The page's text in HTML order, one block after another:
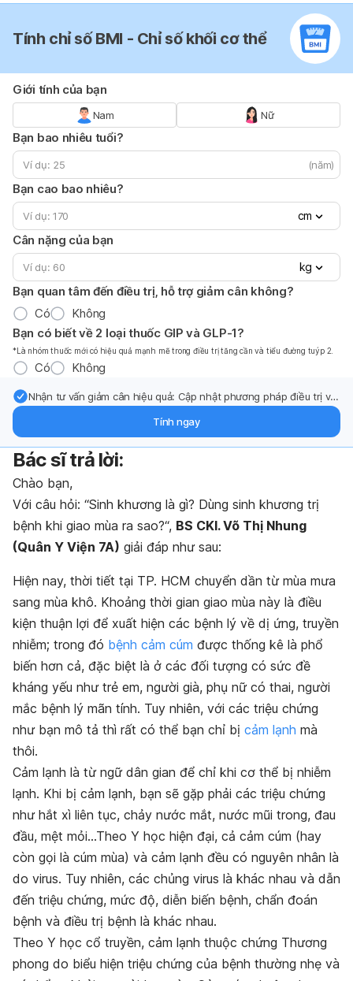
Tính chỉ số BMI - Chỉ số khối cơ thể
Giới tính của bạn
Nam Nữ
Bạn bao nhiêu tuổi?
(năm)
Bạn cao bao nhiêu?
cm
Cân nặng của bạn
kg
Bạn quan tâm đến điều trị, hỗ trợ giảm cân không?
Có
Không
Bạn có biết về 2 loại thuốc GIP và GLP-1?
*Là nhóm thuốc mới có hiệu quả mạnh mẽ trong điều trị tăng cần và tiểu đường tuýp 2.
Có Không
Nhận tư vấn giảm cân hiệu quả: Cập nhật phương pháp điều trị và
Tính ngay
Bác sĩ trả lời:
Chào bạn,
Với câu hỏi: “Sinh khương là gì? Dùng sinh khương trị
bệnh khi giao mùa ra sao?“, BS CKI. Võ Thị Nhung
(Quân Y Viện 7A) giải đáp như sau:
Hiện nay, thời tiết tại TP. HCM chuyển dần từ mùa mưa
sang mùa khô. Khoảng thời gian giao mùa này là điều
kiện thuận lợi để xuất hiện các bệnh lý về dị ứng, truyền
nhiễm; trong đó bệnh cảm cúm được thống kê là phổ
biến hơn cả, đặc biệt là ở các đối tượng có sức đề
kháng yếu như trẻ em, người già, phụ nữ có thai, người
mắc bệnh lý mãn tính. Tuy nhiên, với các triệu chứng
như bạn mô tả thì rất có thể bạn chỉ bị cảm lạnh mà
thôi.
Cảm lạnh là từ ngữ dân gian để chỉ khi cơ thể bị nhiễm
lạnh. Khi bị cảm lạnh, bạn sẽ gặp phải các triệu chứng
như hắt xì liên tục, chảy nước mắt, nước mũi trong, đau
đầu, mệt mỏi…Theo Y học hiện đại, cả cảm cúm (hay
còn gọi là cúm mùa) và cảm lạnh đều có nguyên nhân là
do virus. Tuy nhiên, các chủng virus là khác nhau và dẫn
đến triệu chứng, mức độ, diễn biến bệnh, chẩn đoán
bệnh và điều trị bệnh là khác nhau.
Theo Y học cổ truyền, cảm lạnh thuộc chứng Thương
phong do biểu hiện triệu chứng của bệnh thường nhẹ và